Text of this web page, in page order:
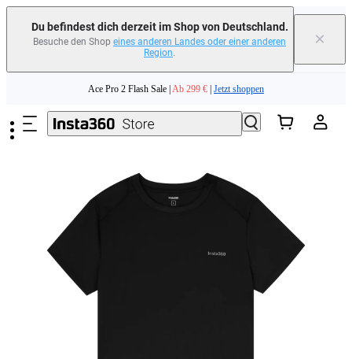
Du befindest dich derzeit im Shop von Deutschland.
Besuche den Shop eines anderen Landes oder einer anderen
Region.
×
Ace Pro 2 Flash Sale | Ab 299 € Jetzt shoppen
Tausche dein altes Gerät ein und erhalte Geld für deinen Neukauf.｜Mehr
Need shopping help? | Chat with our experts now!